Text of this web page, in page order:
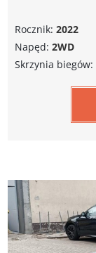
Rocznik: 2022
Napęd: 2WD
Skrzynia biegów: